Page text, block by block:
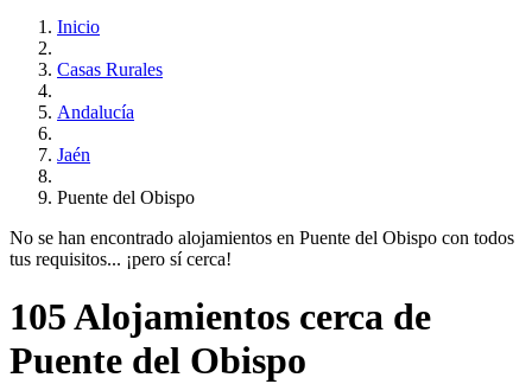
Inicio
Casas Rurales
Andalucía
Jaén
Puente del Obispo
No se han encontrado alojamientos en Puente del Obispo con todos
tus requisitos... ¡pero sí cerca!
105 Alojamientos cerca de
Puente del Obispo